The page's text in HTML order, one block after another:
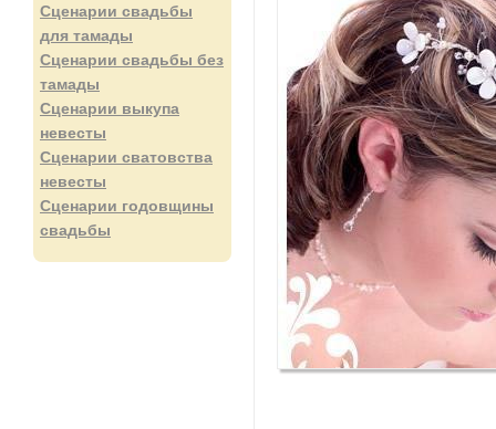
Сценарии свадьбы
для тамады
Сценарии свадьбы без
тамады
Сценарии выкупа
невесты
Сценарии сватовства
невесты
Сценарии годовщины
свадьбы